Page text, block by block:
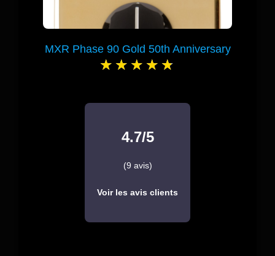
MXR Phase 90 Gold 50th Anniversary
4.7/5
(9 avis)
Voir les avis clients